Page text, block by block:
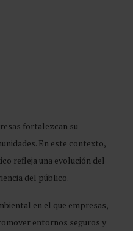
fortalezcan su
En este contexto,
refleja una evolución del
del público.
en el que empresas,
entornos seguros y